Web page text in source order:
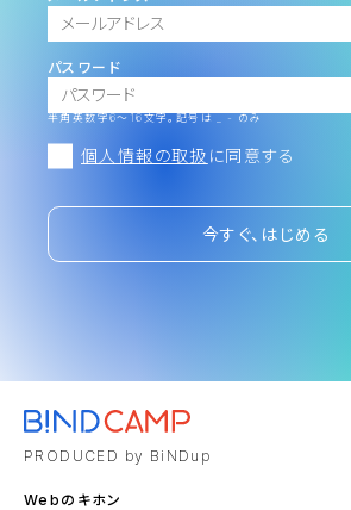
パスワード
半角英数字6～16文字。記号は _ - のみ
個人情報の取扱 に同意する
今すぐ、はじめる
PRODUCED by BiNDup
Webのキホン